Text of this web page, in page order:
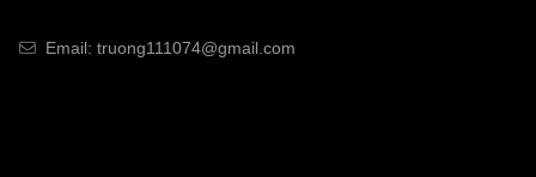
Email: truong111074@gmail.com